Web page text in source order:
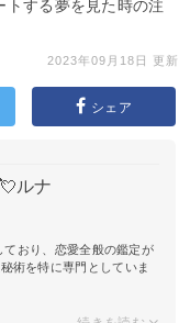
トする夢を見た時の注
2023年09月18日 更新
シェア
ルナ
おり、恋愛全般の鑑定が
術を特に専門としていま